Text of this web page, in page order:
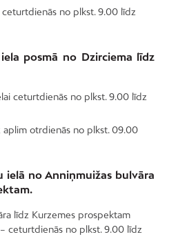
no plkst. 9.00 līdz
posmā no Dzirciema līdz
ceturtdienās no plkst. 9.00 līdz
aplim otrdienās no plkst. 09.00
ielā no Anniņmuižas bulvāra
līdz Kurzemes prospektam
ceturtdienās no plkst. 9.00 līdz